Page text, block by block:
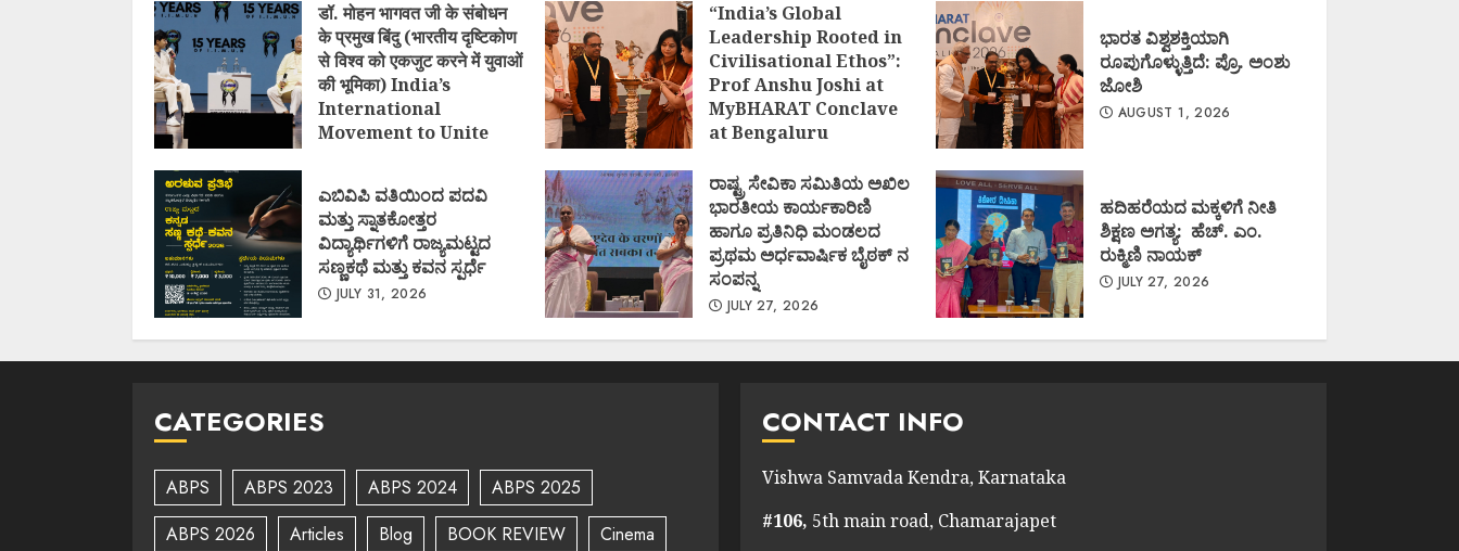
डॉ. मोहन भागवत जी के संबोधन
के प्रमुख बिंदु (भारतीय दृष्टिकोण
से विश्व को एकजुट करने में युवाओं
की भूमिका) India’s
International
Movement to Unite
AUGUST 7, 2026
“India’s Global
Leadership Rooted in
Civilisational Ethos”:
Prof Anshu Joshi at
MyBHARAT Conclave
at Bengaluru
ಭಾರತ ವಿಶ್ವಶಕ್ತಿಯಾಗಿ
ರೂಪುಗೊಳ್ಳುತ್ತಿದೆ: ಪ್ರೊ. ಅಂಶು
ಜೋಶಿ
AUGUST 1, 2026
ಎಬಿವಿಪಿ ವತಿಯಿಂದ ಪದವಿ
ಮತ್ತು ಸ್ನಾತಕೋತ್ತರ
ವಿದ್ಯಾರ್ಥಿಗಳಿಗೆ ರಾಜ್ಯಮಟ್ಟದ
ಸಣ್ಣಕಥೆ ಮತ್ತು ಕವನ ಸ್ಪರ್ಧೆ
JULY 31, 2026
ರಾಷ್ಟ್ರ ಸೇವಿಕಾ ಸಮಿತಿಯ ಅಖಿಲ
ಭಾರತೀಯ ಕಾರ್ಯಕಾರಿಣಿ
ಹಾಗೂ ಪ್ರತಿನಿಧಿ ಮಂಡಲದ
ಪ್ರಥಮ ಅರ್ಧವಾರ್ಷಿಕ ಬೈಠಕ್ ನ
ಸಂಪನ್ನ
JULY 27, 2026
ಹದಿಹರೆಯದ ಮಕ್ಕಳಿಗೆ ನೀತಿ
ಶಿಕ್ಷಣ ಅಗತ್ಯ: ಹೆಚ್. ಎಂ.
ರುಕ್ಮಿಣಿ ನಾಯಕ್
JULY 27, 2026
CATEGORIES
ABPS ABPS 2023 ABPS 2024
ABPS 2025
ABPS 2026
Articles Blog BOOK REVIEW
Cinema
CONTACT INFO
Vishwa Samvada Kendra, Karnataka
#106, 5th main road, Chamarajapet